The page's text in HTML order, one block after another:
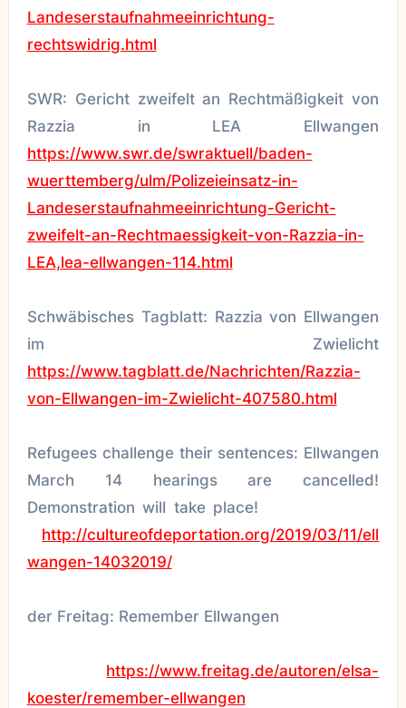
Landeserstaufnahmeeinrichtung-
rechtswidrig.html
SWR: Gericht zweifelt an Rechtmäßigkeit von
Razzia in LEA Ellwangen
https://www.swr.de/swraktuell/baden-
wuerttemberg/ulm/Polizeieinsatz-in-
Landeserstaufnahmeeinrichtung-Gericht-
zweifelt-an-Rechtmaessigkeit-von-Razzia-in-
LEA,lea-ellwangen-114.html
Schwäbisches Tagblatt: Razzia von Ellwangen
im Zwielicht
https://www.tagblatt.de/Nachrichten/Razzia-
von-Ellwangen-im-Zwielicht-407580.html
Refugees challenge their sentences: Ellwangen
March 14 hearings are cancelled!
Demonstration will take place!
http://cultureofdeportation.org/2019/03/11/ell
wangen-14032019/
der Freitag: Remember Ellwangen
https://www.freitag.de/autoren/elsa-
koester/remember-ellwangen